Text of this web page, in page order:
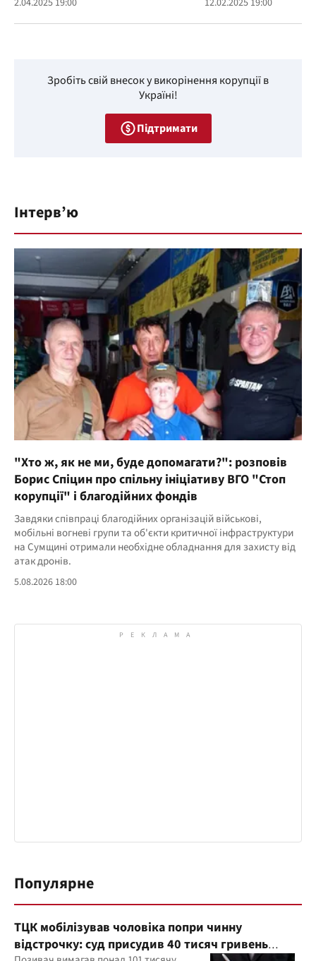
2.04.2025 19:00 12.02.2025 19:00
Зробіть свій внесок у викорінення корупції в
Україні!
Підтримати
Інтерв’ю
"Хто ж, як не ми, буде допомагати?": розповів
Борис Спіцин про спільну ініціативу ВГО "Стоп
корупції" і благодійних фондів
Завдяки співпраці благодійних організацій військові,
мобільні вогневі групи та об'єкти критичної інфраструктури
на Сумщині отримали необхідне обладнання для захисту від
атак дронів.
5.08.2026 18:00
Популярне
ТЦК мобілізував чоловіка попри чинну
відстрочку: суд присудив 40 тисяч гривень